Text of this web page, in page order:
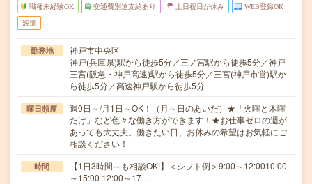
職種未経験OK 交通費別途支給あり 土日祝日が休み WEB登録OK
派遣
勤務地
神戸市中央区
神戸(兵庫県)駅から徒歩5分／三ノ宮駅から徒歩5分／神戸
三宮(阪急・神戸高速)駅から徒歩5分／三宮(神戸市営)駅か
ら徒歩5分／高速神戸駅から徒歩5分
曜日頻度
週0日～/月1日～OK！（月～日のあいだ）★「火曜と木曜
だけ」など色々な働き方ができます！★お仕事ゼロの週が
あっても大丈夫。働きたい日、お休みの希望はお気軽にご
相談ください！
時間
【1日3時間～も相談OK!】＜シフト例＞9:00～12:0010:00
～15:00 12:00～17…